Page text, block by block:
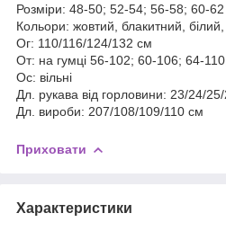
Розміри: 48-50; 52-54; 56-58; 60-62
Кольори: жовтий, блакитний, білий,
Ог: 110/116/124/132 см
От: на гумці 56-102; 60-106; 64-
Ос: вільні
Дл. рукава від горловини: 23/24/
Дл. вироби: 207/108/109/110 см
Приховати
Характеристики